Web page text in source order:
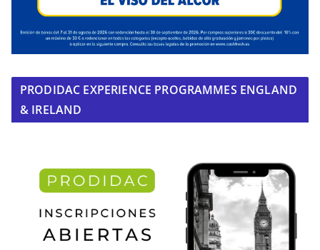
PRODIDAC EXPERIENCE PROGRAMMES ENGLAND
& IRELAND